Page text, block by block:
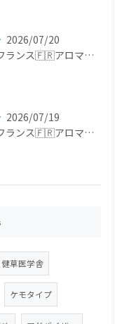
2026/07/20
フランス🇫🇷アロマ研修ツアー𝗱𝗮𝘆𝟮
2026/07/19
フランス🇫🇷アロマ研修ツアー𝗱𝗮𝘆𝟭
健草医学舎
ケモタイプ